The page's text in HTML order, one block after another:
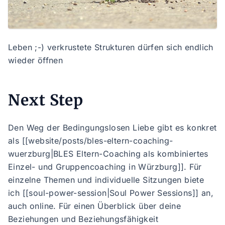
Leben ;-) verkrustete Strukturen dürfen sich endlich
wieder öffnen
Next Step
Den Weg der Bedingungslosen Liebe gibt es konkret
als [[website/posts/bles-eltern-coaching-
wuerzburg|BLES Eltern-Coaching als kombiniertes
Einzel- und Gruppencoaching in Würzburg]]. Für
einzelne Themen und individuelle Sitzungen biete
ich [[soul-power-session|Soul Power Sessions]] an,
auch online. Für einen Überblick über deine
Beziehungen und Beziehungsfähigkeit